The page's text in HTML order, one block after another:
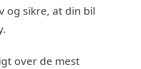
og sikre, at din bil
over de mest